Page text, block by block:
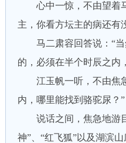
心中一惊，不由望着
主，你看方坛主的病还有
马二肃容回答说：“当
的，必须在半个时辰之
江玉帆一听，不由焦急
内，哪里能找到骆驼尿？”
说话之间，焦急地游
神”、“红飞狐”以及湖滨